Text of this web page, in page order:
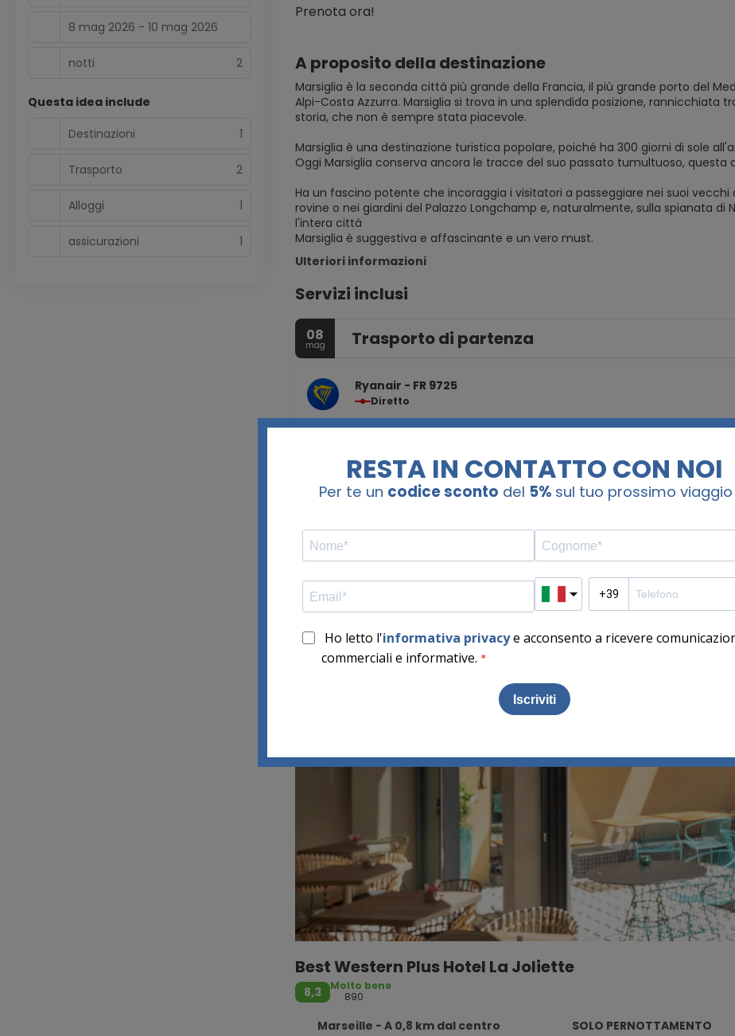
Prenota ora!
A proposito della destinazione
Marsiglia è la seconda città più grande della Francia, il più grande porto del
Alpi-Costa Azzurra. Marsiglia si trova in una splendida posizione, rannicchiata
storia, che non è sempre stata piacevole.
Marsiglia è una destinazione turistica popolare, poiché ha 300 giorni di sole
Oggi Marsiglia conserva ancora le tracce del suo passato tumultuoso,
Ha un fascino potente che incoraggia i visitatori a passeggiare nei suoi
rovine o nei giardini del Palazzo Longchamp e, naturalmente, sulla spianata
l'intera città
Ulteriori informazioni
Servizi inclusi
08
mag Trasporto di partenza
Ryanair - FR 9725
Diretto
22:25 1H 30M 23:55
Dettagli
mag
Best Western Plus Hotel La Joliette
8,3
Molto bene
890
Marseille - A 0,8 km dal centro
SOLO PERNOTTAMENTO
8 mag 2026 - 10 mag 2026
notti 2
Questa idea include
Destinazioni
1
Trasporto 2
Alloggi 1
assicurazioni 1